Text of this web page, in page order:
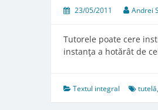
23/05/2011 Andrei
Tutorele poate cere
instanţa a hotărât de
Textul integral tutelă,